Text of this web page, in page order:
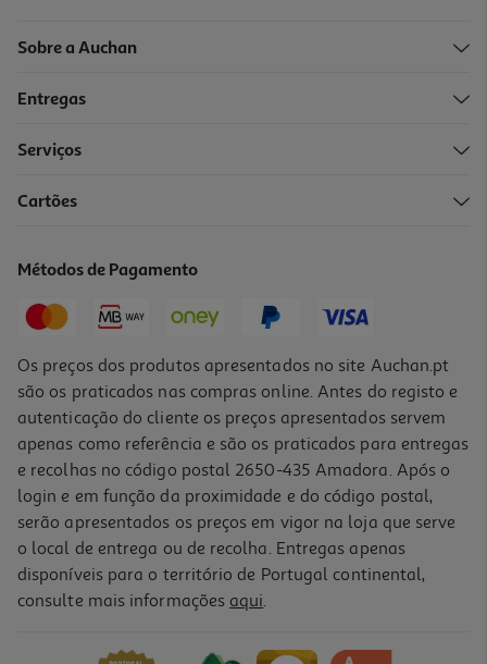
Instalação Esquentador Gás
Sobre a Auchan
Entregas
Serviços
Cartões
Métodos de Pagamento
Os preços dos produtos apresentados no site Auchan.pt
são os praticados nas compras online. Antes do registo e
autenticação do cliente os preços apresentados servem
apenas como referência e são os praticados para entregas
e recolhas no código postal 2650-435 Amadora. Após o
login e em função da proximidade e do código postal,
serão apresentados os preços em vigor na loja que serve
o local de entrega ou de recolha. Entregas apenas
disponíveis para o território de Portugal continental,
consulte mais informações aqui.